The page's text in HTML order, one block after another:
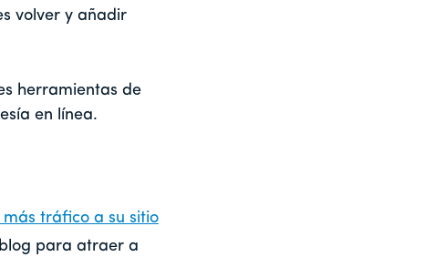
volver y añadir
herramientas de
en línea.
tráfico a su sitio
para atraer a